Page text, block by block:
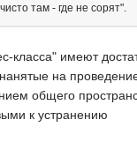
там - где не сорят".
класса" имеют
на
общего
к устранению